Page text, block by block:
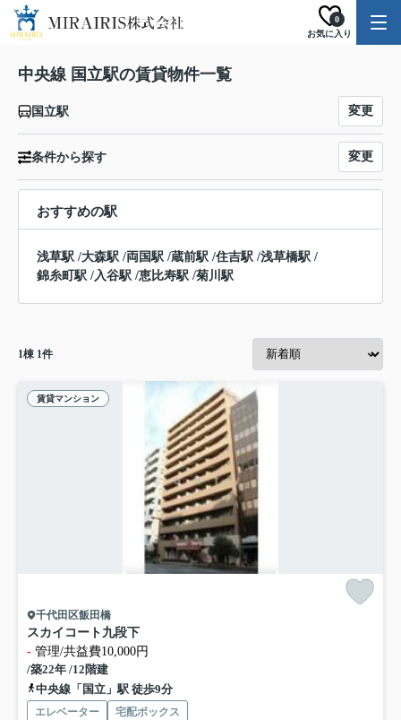
お気に入り
0
中央線 国立駅の賃貸物件一覧
国立駅 変更
条件から探す 変更
おすすめの駅
浅草駅 /大森駅 /両国駅 /蔵前駅 /住吉駅 /浅草橋駅 /
錦糸町駅 /入谷駅 /恵比寿駅 /菊川駅
1棟 1件
賃貸マンション
千代田区飯田橋
スカイコート九段下
- 管理/共益費10,000円
/築22年 /12階建
中央線「国立」駅 徒歩9分
エレベーター 宅配ボックス